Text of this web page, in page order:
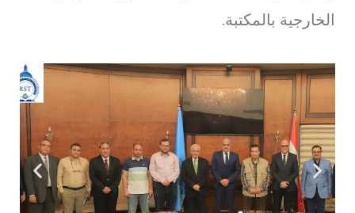
الخارجية بالمكتبة.